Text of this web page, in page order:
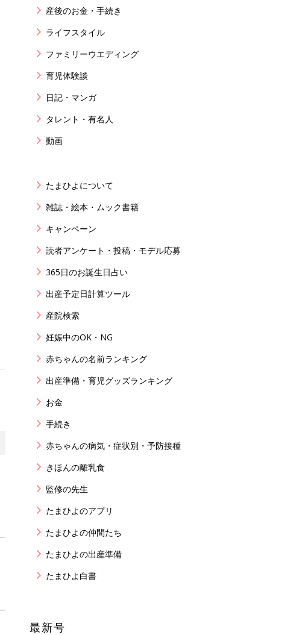
産後のお金・手続き
ライフスタイル
ファミリーウエディング
育児体験談
日記・マンガ
タレント・有名人
動画
たまひよについて
雑誌・絵本・ムック書籍
キャンペーン
読者アンケート・投稿・モデル応募
365日のお誕生日占い
出産予定日計算ツール
産院検索
妊娠中のOK・NG
赤ちゃんの名前ランキング
出産準備・育児グッズランキング
お金
手続き
赤ちゃんの病気・症状別・予防接種
きほんの離乳食
監修の先生
たまひよのアプリ
たまひよの仲間たち
たまひよの出産準備
たまひよ白書
最新号